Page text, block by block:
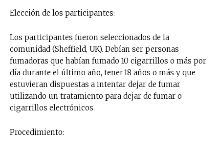
Elección de los participantes:
Los participantes fueron seleccionados de la
comunidad (Sheffield, UK). Debían ser personas
fumadoras que habían fumado 10 cigarrillos o más por
día durante el último año, tener 18 años o más y que
estuvieran dispuestas a intentar dejar de fumar
utilizando un tratamiento para dejar de fumar o
cigarrillos electrónicos.
Procedimiento: